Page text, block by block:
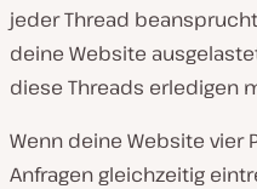
jeder Thread
deine Website
diese Threads erledigen
Wenn deine Website vier
Anfragen gleichzeitig